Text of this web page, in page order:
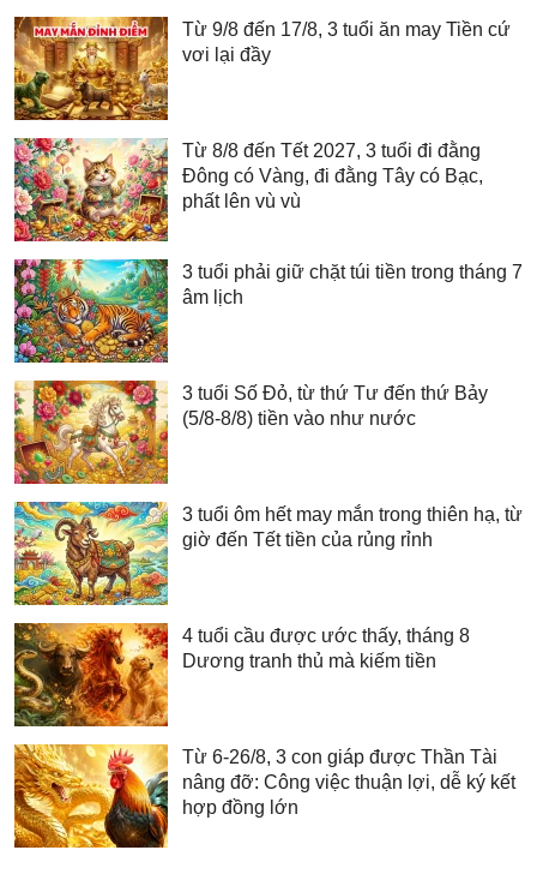
Từ 9/8 đến 17/8, 3 tuổi ăn may Tiền cứ
vơi lại đầy
Từ 8/8 đến Tết 2027, 3 tuổi đi đằng
Đông có Vàng, đi đằng Tây có Bạc,
phất lên vù vù
3 tuổi phải giữ chặt túi tiền trong tháng 7
âm lịch
3 tuổi Số Đỏ, từ thứ Tư đến thứ Bảy
(5/8-8/8) tiền vào như nước
3 tuổi ôm hết may mắn trong thiên hạ, từ
giờ đến Tết tiền của rủng rỉnh
4 tuổi cầu được ước thấy, tháng 8
Dương tranh thủ mà kiếm tiền
Từ 6-26/8, 3 con giáp được Thần Tài
nâng đỡ: Công việc thuận lợi, dễ ký kết
hợp đồng lớn